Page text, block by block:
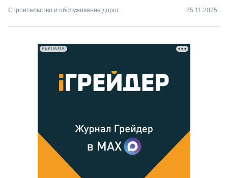
Строительство и обслуживание дорог 25.11.2025
РЕКЛАМА